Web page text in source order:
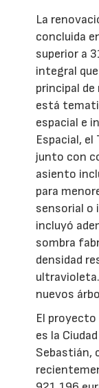
La
concluida
superior a
integral
principal
está
espacial e
Espacial, el
junto con
asiento
para
sensorial o
incluyó
sombra
densidad
nuevos
El
es la
Sebastián,